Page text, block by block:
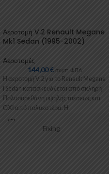
Αεροτομή V.2 Renault Megane
Mk1 Sedan (1995-2002)
Αεροτομές
144,00€ συμπ. ΦΠΑ
Η αεροτομή V.2 για το Renault Megane
I Sedan κατασκευάζεται από σκληρή
Πολυουρεθάνη υψηλής πιέσεως και
ΟΧΙ από πολυεστέρα. Η
Fixing